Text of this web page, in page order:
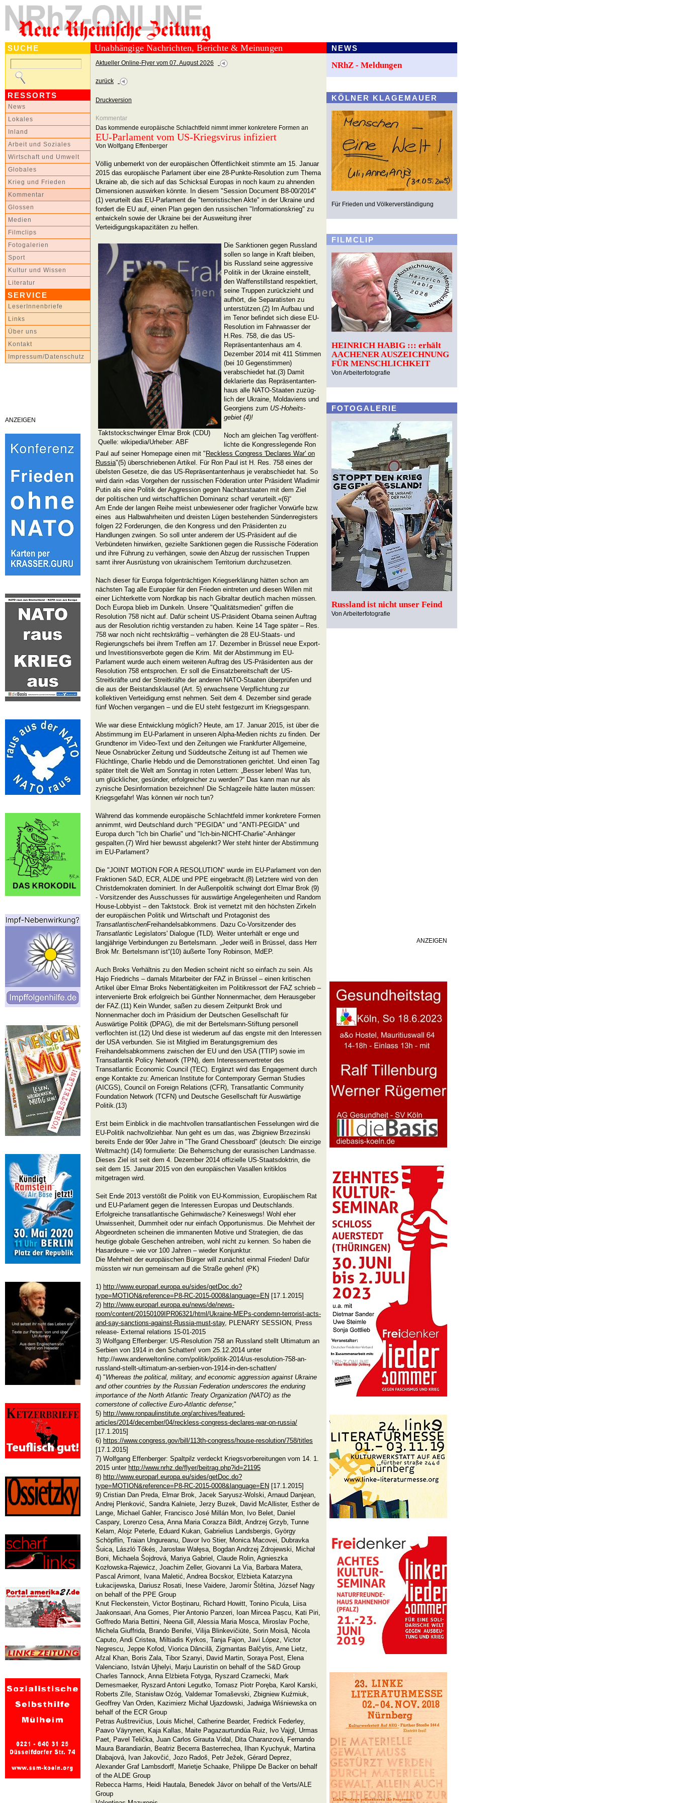
SUCHE
RESSORTS
News
Lokales
Inland
Arbeit und Soziales
Wirtschaft und Umwelt
Globales
Krieg und Frieden
Kommentar
Glossen
Medien
Filmclips
Fotogalerien
Sport
Kultur und Wissen
Literatur
SERVICE
LeserInnenbriefe
Links
Über uns
Kontakt
Impressum/Datenschutz
ANZEIGEN
Unabhängige Nachrichten, Berichte & Meinungen
Aktueller Online-Flyer vom 07. August 2026
zurück
Druckversion
Kommentar
Das kommende europäische Schlachtfeld nimmt immer konkretere Formen an
EU-Parlament vom US-Kriegsvirus infiziert
Von Wolfgang Effenberger
Völlig unbemerkt von der europäischen Öffentlichkeit stimmte am 15. Januar
2015 das europäische Parlament über eine 28-Punkte-Resolution zum Thema
Ukraine ab, die sich auf das Schicksal Europas in noch kaum zu ahnenden
Dimensionen auswirken könnte. In diesem "Session Document B8-­00/2014"
(1) verurteilt das EU-Parlament die "terroristischen Akte" in der Ukraine und
fordert die EU auf, einen Plan gegen den russischen "Informationskrieg" zu
entwickeln sowie der Ukraine bei der Ausweitung ihrer
Verteidigungskapazitäten zu helfen.
Taktstockschwinger Elmar Brok (CDU)
Quelle: wikipedia/Urheber: ABF
Die Sanktionen gegen Russland
sollen so lange in Kraft bleiben,
bis Russland seine aggressive
Politik in der Ukraine einstellt,
den Waffenstillstand respektiert,
seine Truppen zurückzieht und
aufhört, die Separatisten zu
unterstützen.(2) Im Aufbau und
im Tenor befindet sich diese EU-
Resolution im Fahrwasser der
H.Res. 758, die das US-
Repräsentantenhaus am 4.
Dezember 2014 mit 411 Stimmen
(bei 10 Gegenstimmen)
verabschiedet hat.(3) Damit
deklarierte das Repräsentanten-
haus alle NATO-Staaten zuzüg-
lich der Ukraine, Moldaviens und
Georgiens zum US-Hoheits-
gebiet (4)!
Noch am gleichen Tag veröffent-
lichte die Kongresslegende Ron
Paul auf seiner Homepage einen mit " Reckless Congress 'Declares War' on
Russia"(5) überschriebenen Artikel. Für Ron Paul ist H. Res. 758 eines der
übelsten Gesetze, die das US-Repräsentantenhaus je verabschiedet hat. So
wird darin »das Vorgehen der russischen Föderation unter Präsident Wladimir
Putin als eine Politik der Aggression gegen Nachbarstaaten mit dem Ziel
der politischen und wirtschaftlichen Dominanz scharf verurteilt.«(6)“
Am Ende der langen Reihe meist unbewiesener oder fraglicher Vorwürfe bzw.
eines aus Halbwahrheiten und dreisten Lügen bestehenden Sündenregisters
folgen 22 Forderungen, die den Kongress und den Präsidenten zu
Handlungen zwingen. So soll unter anderem der US-Präsident auf die
Verbündeten hinwirken, gezielte Sanktionen gegen die Russische Föderation
und ihre Führung zu verhängen, sowie den Abzug der russischen Truppen
samt ihrer Ausrüstung von ukrainischem Territorium durchzusetzen.
Nach dieser für Europa folgenträchtigen Kriegserklärung hätten schon am
nächsten Tag alle Europäer für den Frieden eintreten und diesen Willen mit
einer Lichterkette vom Nordkap bis nach Gibraltar deutlich machen müssen.
Doch Europa blieb im Dunkeln. Unsere "Qualitätsmedien" griffen die
Resolution 758 nicht auf. Dafür scheint US-Präsident Obama seinen Auftrag
aus der Resolution richtig verstanden zu haben. Keine 14 Tage später – Res.
758 war noch nicht rechtskräftig – verhängten die 28 EU-Staats- und
Regierungschefs bei ihrem Treffen am 17. Dezember in Brüssel neue Export-
und Investitionsverbote gegen die Krim. Mit der Abstimmung im EU-
Parlament wurde auch einem weiteren Auftrag des US-Präsidenten aus der
Resolution 758 entsprochen. Er soll die Einsatzbereitschaft der US-
Streitkräfte und der Streitkräfte der anderen NATO-Staaten überprüfen und
die aus der Beistandsklausel (Art. 5) erwachsene Verpflichtung zur
kollektiven Verteidigung ernst nehmen. Seit dem 4. Dezember sind gerade
fünf Wochen vergangen – und die EU steht festgezurrt im Kriegsgespann.
Wie war diese Entwicklung möglich? Heute, am 17. Januar 2015, ist über die
Abstimmung im EU-Parlament in unseren Alpha-Medien nichts zu finden. Der
Grundtenor im Video-Text und den Zeitungen wie Frankfurter Allgemeine,
Neue Osnabrücker Zeitung und Süddeutsche Zeitung ist auf Themen wie
Flüchtlinge, Charlie Hebdo und die Demonstrationen gerichtet. Und einen Tag
später titelt die Welt am Sonntag in roten Lettern: „Besser leben! Was tun,
um glücklicher, gesünder, erfolgreicher zu werden?“ Das kann man nur als
zynische Desinformation bezeichnen! Die Schlagzeile hätte lauten müssen:
Kriegsgefahr! Was können wir noch tun?
Während das kommende europäische Schlachtfeld immer konkretere Formen
annimmt, wird Deutschland durch "PEGIDA" und "ANTI-PEGIDA" und
Europa durch "Ich bin Charlie" und "Ich-bin-NICHT-Charlie"-Anhänger
gespalten.(7) Wird hier bewusst abgelenkt? Wer steht hinter der Abstimmung
im EU-Parlament?
Die "JOINT MOTION FOR A RESOLUTION" wurde im EU-Parlament von den
Fraktionen S&D, ECR, ALDE und PPE eingebracht.(8) Letztere wird von den
Christdemokraten dominiert. In der Außenpolitik schwingt dort Elmar Brok (9)
- Vorsitzender des Ausschusses für auswärtige Angelegenheiten und Random
House-Lobbyist – den Taktstock. Brok ist vernetzt mit den höchsten Zirkeln
der europäischen Politik und Wirtschaft und Protagonist des
TransatlantischenFreihandelsabkommens. Dazu Co-Vorsitzender des
Transatlantic Legislators' Dialogue (TLD). Weiter unterhält er enge und
langjährige Verbindungen zu Bertelsmann. „Jeder weiß in Brüssel, dass Herr
Brok Mr. Bertelsmann ist“(10) äußerte Tony Robinson, MdEP.
Auch Broks Verhältnis zu den Medien scheint nicht so einfach zu sein. Als
Hajo Friedrichs – damals Mitarbeiter der FAZ in Brüssel – einen kritischen
Artikel über Elmar Broks Nebentätigkeiten im Politikressort der FAZ schrieb –
intervenierte Brok erfolgreich bei Günther Nonnenmacher, dem Herausgeber
der FAZ.(11) Kein Wunder, saßen zu diesem Zeitpunkt Brok und
Nonnenmacher doch im Präsidium der Deutschen Gesellschaft für
Auswärtige Politik (DPAG), die mit der Bertelsmann-Stiftung personell
verflochten ist.(12) Und diese ist wiederum auf das engste mit den Interessen
der USA verbunden. Sie ist Mitglied im Beratungsgremium des
Freihandelsabkommens zwischen der EU und den USA (TTIP) sowie im
Transatlantik Policy Network (TPN), dem Interessenvertreter des
Transatlantic Economic Council (TEC). Ergänzt wird das Engagement durch
enge Kontakte zu: American Institute for Contemporary German Studies
(AICGS), Council on Foreign Relations (CFR), Transatlantic Community
Foundation Network (TCFN) und Deutsche Gesellschaft für Auswärtige
Politik.(13)
Erst beim Einblick in die machtvollen transatlantischen Fesselungen wird die
EU-Politik nachvollziehbar. Nun geht es um das, was Zbigniew Brzezinski
bereits Ende der 90er Jahre in "The Grand Chessboard" (deutsch: Die einzige
Weltmacht) (14) formulierte: Die Beherrschung der eurasischen Landmasse.
Dieses Ziel ist seit dem 4. Dezember 2014 offizielle US-Staatsdoktrin, die
seit dem 15. Januar 2015 von den europäischen Vasallen kritiklos
mitgetragen wird.
Seit Ende 2013 verstößt die Politik von EU-Kommission, Europäischem Rat
und EU-Parlament gegen die Interessen Europas und Deutschlands.
Erfolgreiche transatlantische Gehirnwäsche? Keineswegs! Wohl eher
Unwissenheit, Dummheit oder nur einfach Opportunismus. Die Mehrheit der
Abgeordneten scheinen die immanenten Motive und Strategien, die das
heutige globale Geschehen antreiben, wohl nicht zu kennen. So haben die
Hasardeure – wie vor 100 Jahren – wieder Konjunktur.
Die Mehrheit der europäischen Bürger will zunächst einmal Frieden! Dafür
müssten wir nun gemeinsam auf die Straße gehen! (PK)
1) http://www.europarl.europa.eu/sides/getDoc.do?
type=MOTION&reference=P8-RC-2015-0008&language=EN [17.1.2015]
2) http://www.europarl.europa.eu/news/de/news-
room/content/20150109IPR06321/html/Ukraine-MEPs-condemn-terrorist-acts-
and-say-sanctions-against-Russia-must-stay, PLENARY SESSION, Press
release- External relations 15-01-2015
3) Wolfgang Effenberger: US-Resolution 758 an Russland stellt Ultimatum an
Serbien von 1914 in den Schatten! vom 25.12.2014 unter
http://www.anderweltonline.com/politik/politik-2014/us-resolution-758-an-
russland-stellt-ultimatum-an-serbien-von-1914-in-den-schatten/
4) "Whereas the political, military, and economic aggression against Ukraine
andother countries by the Russian Federation underscores the enduring
importance of the North Atlantic Treaty Organization (NATO) as the
cornerstone of collective Euro-Atlantic defense;"
5) http://www.ronpaulinstitute.org/archives/featured-
articles/2014/december/04/reckless-congress-declares-war-on-russia/
[17.1.2015]
6) https://www.congress.gov/bill/113th-congress/house-resolution/758/titles
[17.1.2015]
7) Wolfgang Effenberger: Spaltpilz verdeckt Kriegsvorbereitungen vom 14. 1.
2015 unter http://www.nrhz.de/flyer/beitrag.php?id=21195
8) http://www.europarl.europa.eu/sides/getDoc.do?
type=MOTION&reference=P8-RC-2015-0008&language=EN [17.1.2015]
9) Cristian Dan Preda, Elmar Brok, Jacek Saryusz-Wolski, Arnaud Danjean,
Andrej Plenković, Sandra Kalniete, Jerzy Buzek, David McAllister, Esther de
Lange, Michael Gahler, Francisco José Millán Mon, Ivo Belet, Daniel
Caspary, Lorenzo Cesa, Anna Maria Corazza Bildt, Andrzej Grzyb, Tunne
Kelam, Alojz Peterle, Eduard Kukan, Gabrielius Landsbergis, György
Schöpflin, Traian Ungureanu, Davor Ivo Stier, Monica Macovei, Dubravka
Šuica, László Tőkés, Jarosław Wałęsa, Bogdan Andrzej Zdrojewski, Michał
Boni, Michaela Šojdrová, Mariya Gabriel, Claude Rolin, Agnieszka
Kozłowska-Rajewicz, Joachim Zeller, Giovanni La Via, Barbara Matera,
Pascal Arimont, Ivana Maletić, Andrea Bocskor, Elżbieta Katarzyna
Łukacijewska, Dariusz Rosati, Inese Vaidere, Jaromír Štětina, József Nagy
on behalf of the PPE Group
Knut Fleckenstein, Victor Boștinaru, Richard Howitt, Tonino Picula, Liisa
Jaakonsaari, Ana Gomes, Pier Antonio Panzeri, Ioan Mircea Pașcu, Kati Piri,
Goffredo Maria Bettini, Neena Gill, Alessia Maria Mosca, Miroslav Poche,
Michela Giuffrida, Brando Benifei, Vilija Blinkevičiūtė, Sorin Moisă, Nicola
Caputo, Andi Cristea, Miltiadis Kyrkos, Tanja Fajon, Javi López, Victor
Negrescu, Jeppe Kofod, Viorica Dăncilă, Zigmantas Balčytis, Arne Lietz,
Afzal Khan, Boris Zala, Tibor Szanyi, David Martin, Soraya Post, Elena
Valenciano, István Ujhelyi, Marju Lauristin on behalf of the S&D Group
Charles Tannock, Anna Elżbieta Fotyga, Ryszard Czarnecki, Mark
Demesmaeker, Ryszard Antoni Legutko, Tomasz Piotr Poręba, Karol Karski,
Roberts Zīle, Stanisław Ożóg, Valdemar Tomaševski, Zbigniew Kuźmiuk,
Geoffrey Van Orden, Kazimierz Michał Ujazdowski, Jadwiga Wiśniewska on
behalf of the ECR Group
Petras Auštrevičius, Louis Michel, Catherine Bearder, Fredrick Federley,
Paavo Väyrynen, Kaja Kallas, Maite Pagazaurtundúa Ruiz, Ivo Vajgl, Urmas
Paet, Pavel Telička, Juan Carlos Girauta Vidal, Dita Charanzová, Fernando
Maura Barandiarán, Beatriz Becerra Basterrechea, Ilhan Kyuchyuk, Martina
Dlabajová, Ivan Jakovčić, Jozo Radoš, Petr Ježek, Gérard Deprez,
Alexander Graf Lambsdorff, Marietje Schaake, Philippe De Backer on behalf
of the ALDE Group
Rebecca Harms, Heidi Hautala, Benedek Jávor on behalf of the Verts/ALE
Group
NEWS
NRhZ - Meldungen
KÖLNER KLAGEMAUER
Für Frieden und Völkerverständigung
FILMCLIP
HEINRICH HABIG ::: erhält
AACHENER AUSZEICHNUNG
FÜR MENSCHLICHKEIT
Von Arbeiterfotografie
FOTOGALERIE
Russland ist nicht unser Feind
Von Arbeiterfotografie
ANZEIGEN